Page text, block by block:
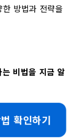
방법과 전략을
비법을 지금 알
확인하기